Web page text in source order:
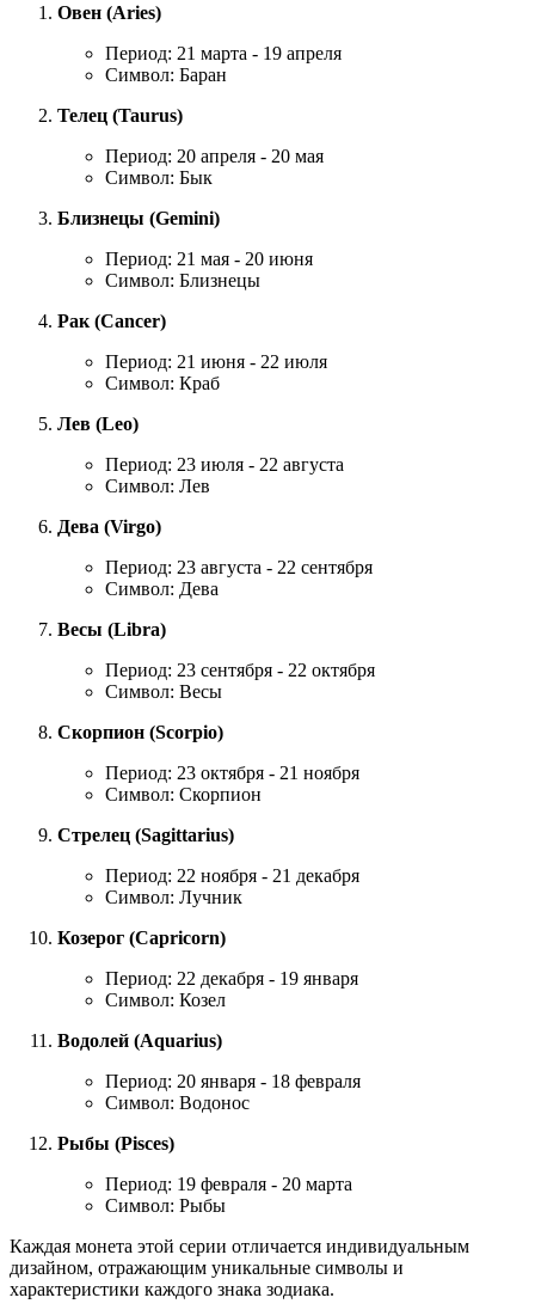
Овен (Aries)
Период: 21 марта - 19 апреля
Символ: Баран
Телец (Taurus)
Период: 20 апреля - 20 мая
Символ: Бык
Близнецы (Gemini)
Период: 21 мая - 20 июня
Символ: Близнецы
Рак (Cancer)
Период: 21 июня - 22 июля
Символ: Краб
Лев (Leo)
Период: 23 июля - 22 августа
Символ: Лев
Дева (Virgo)
Период: 23 августа - 22 сентября
Символ: Дева
Весы (Libra)
Период: 23 сентября - 22 октября
Символ: Весы
Скорпион (Scorpio)
Период: 23 октября - 21 ноября
Символ: Скорпион
Стрелец (Sagittarius)
Период: 22 ноября - 21 декабря
Символ: Лучник
Козерог (Capricorn)
Период: 22 декабря - 19 января
Символ: Козел
Водолей (Aquarius)
Период: 20 января - 18 февраля
Символ: Водонос
Рыбы (Pisces)
Период: 19 февраля - 20 марта
Символ: Рыбы
Каждая монета этой серии отличается индивидуальным
дизайном, отражающим уникальные символы и
характеристики каждого знака зодиака.